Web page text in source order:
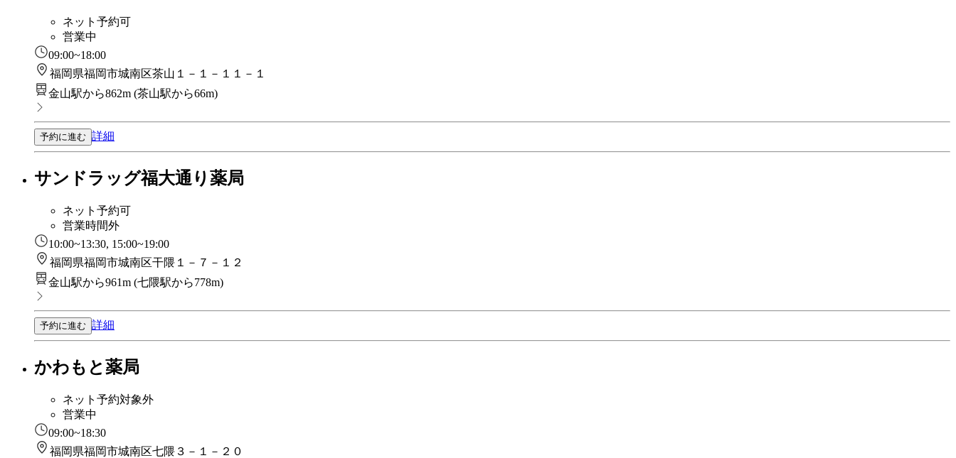
ネット予約可
営業中
09:00~18:00
福岡県福岡市城南区茶山１－１－１１－１
金山駅から862m (茶山駅から66m)
予約に進む 詳細
サンドラッグ福大通り薬局
ネット予約可
営業時間外
10:00~13:30, 15:00~19:00
福岡県福岡市城南区干隈１－７－１２
金山駅から961m (七隈駅から778m)
予約に進む 詳細
かわもと薬局
ネット予約対象外
営業中
09:00~18:30
福岡県福岡市城南区七隈３－１－２０